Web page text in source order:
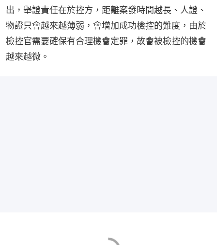
出，舉證責任在於控方，距離案發時間越長、人證、
物證只會越來越薄弱，會增加成功檢控的難度，由於
檢控官需要確保有合理機會定罪，故會被檢控的機會
越來越微。